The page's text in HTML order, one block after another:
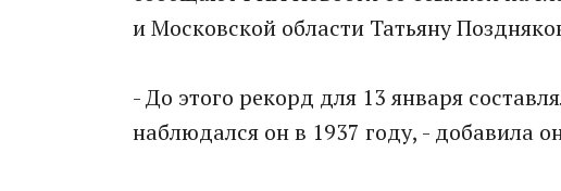
и Московской области Татьяну
- До этого рекорд для 13 января
наблюдался он в 1937 году, - добавила